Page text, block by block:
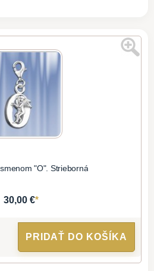
"O". Strieborná
30,00 €*
PRIDAŤ DO KOŠÍKA